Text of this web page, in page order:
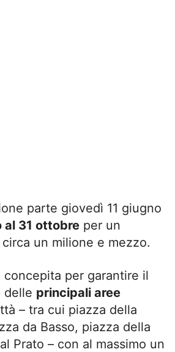
parte giovedì 11 giugno
al 31 ottobre per un
un milione e mezzo.
concepita per garantire il
delle principali aree
– tra cui piazza della
da Basso, piazza della
Prato – con al massimo un